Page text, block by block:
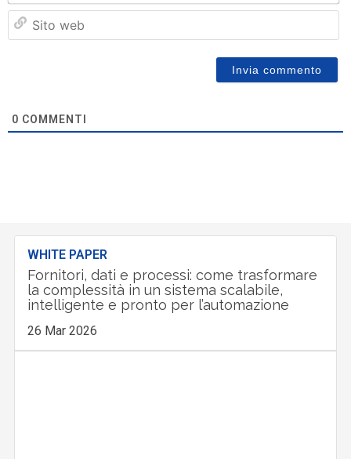
0 COMMENTI
WHITE PAPER
Fornitori, dati e processi: come trasformare
la complessità in un sistema scalabile,
intelligente e pronto per l’automazione
26 Mar 2026